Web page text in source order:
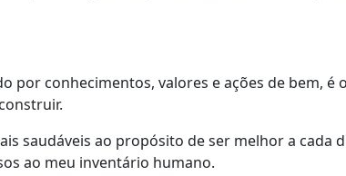
por conhecimentos, valores e ações de bem, é
saudáveis ao propósito de ser melhor a cada
ao meu inventário humano.